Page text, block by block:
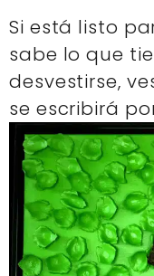
Si está listo
sabe lo que
desvestirse,
se escribirá